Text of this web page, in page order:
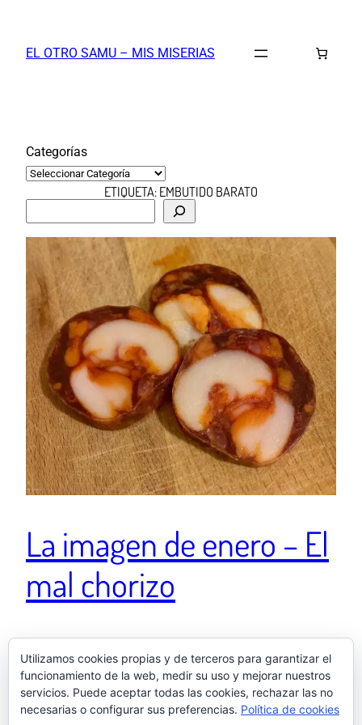
contenido
EL OTRO SAMU – MIS MISERIAS
Categorías
ETIQUETA:EMBUTIDO BARATO
c
r
La imagen de enero – El
mal chorizo
¿De verdad hay gente que no diferencia entre un
chorizo decente y el de la cesta de navidad? 🎄🎁 🐖
Una publicación compartida de El otro Samu
(@elotrosamu) el Ene 27, 2018 at 6:25 PST
Utilizamos cookies propias y de terceros para garantizar el
funcionamiento de la web, medir su uso y mejorar nuestros
servicios. Puede aceptar todas las cookies, rechazar las no
necesarias o configurar sus preferencias. Política de cookies